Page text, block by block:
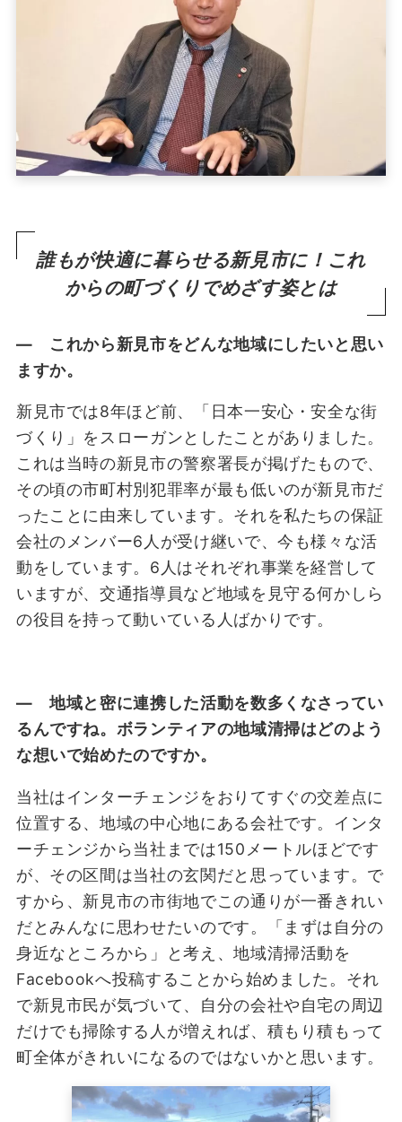
誰もが快適に暮らせる新見市に！これ
からの町づくりでめざす姿とは
― これから新見市をどんな地域にしたいと思い
ますか。
新見市では8年ほど前、「日本一安心・安全な街
づくり」をスローガンとしたことがありました。
これは当時の新見市の警察署長が掲げたもので、
その頃の市町村別犯罪率が最も低いのが新見市だ
ったことに由来しています。それを私たちの保証
会社のメンバー6人が受け継いで、今も様々な活
動をしています。6人はそれぞれ事業を経営して
いますが、交通指導員など地域を見守る何かしら
の役目を持って動いている人ばかりです。
― 地域と密に連携した活動を数多くなさってい
るんですね。ボランティアの地域清掃はどのよう
な想いで始めたのですか。
当社はインターチェンジをおりてすぐの交差点に
位置する、地域の中心地にある会社です。インタ
ーチェンジから当社までは150メートルほどです
が、その区間は当社の玄関だと思っています。で
すから、新見市の市街地でこの通りが一番きれい
だとみんなに思わせたいのです。「まずは自分の
身近なところから」と考え、地域清掃活動を
Facebookへ投稿することから始めました。それ
で新見市民が気づいて、自分の会社や自宅の周辺
だけでも掃除する人が増えれば、積もり積もって
町全体がきれいになるのではないかと思います。